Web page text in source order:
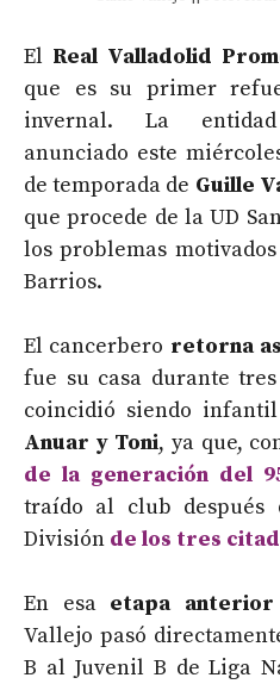
El Real Valladolid
que es su primer
invernal. La
anunciado este
de temporada de Guille
que procede de la UD
los problemas
Barrios.
El cancerbero retorna
fue su casa durante
coincidió siendo
Anuar y Toni, ya que,
de la generación del
traído al club después
División de los tres
En esaetapa anterior
Vallejo pasó
B al Juvenil B de Liga